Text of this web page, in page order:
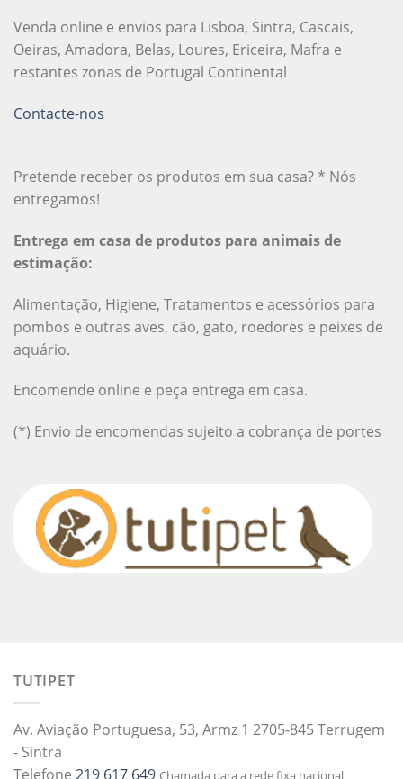
Venda online e envios para Lisboa, Sintra, Cascais,
Oeiras, Amadora, Belas, Loures, Ericeira, Mafra e
restantes zonas de Portugal Continental
Contacte-nos
Pretende receber os produtos em sua casa? * Nós
entregamos!
Entrega em casa de produtos para animais de
estimação:
Alimentação, Higiene, Tratamentos e acessórios para
pombos e outras aves, cão, gato, roedores e peixes de
aquário.
Encomende online e peça entrega em casa.
(*) Envio de encomendas sujeito a cobrança de portes
TUTIPET
Av. Aviação Portuguesa, 53, Armz 1 2705-845 Terrugem
- Sintra
Telefone 219 617 649 Chamada para a rede fixa nacional